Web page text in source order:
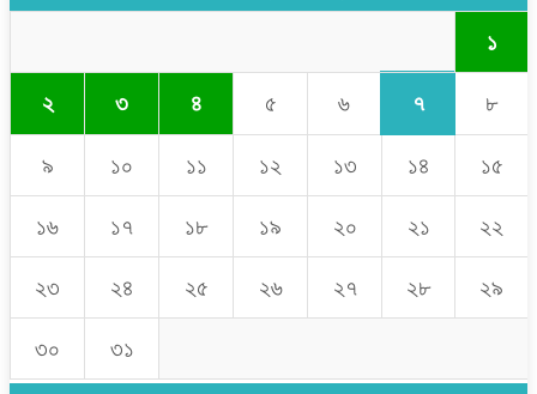
১
২ ৩ ৪ ৫ ৬ ৭ ৮
৯ ১০ ১১ ১২ ১৩ ১৪ ১৫
১৬ ১৭ ১৮ ১৯ ২০ ২১ ২২
২৩ ২৪ ২৫ ২৬ ২৭ ২৮ ২৯
৩০ ৩১